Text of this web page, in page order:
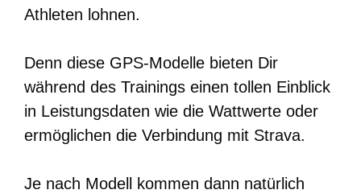
Athleten lohnen.
Denn diese GPS-Modelle bieten Dir
während des Trainings einen tollen Einblick
in Leistungsdaten wie die Wattwerte oder
ermöglichen die Verbindung mit Strava.
Je nach Modell kommen dann natürlich